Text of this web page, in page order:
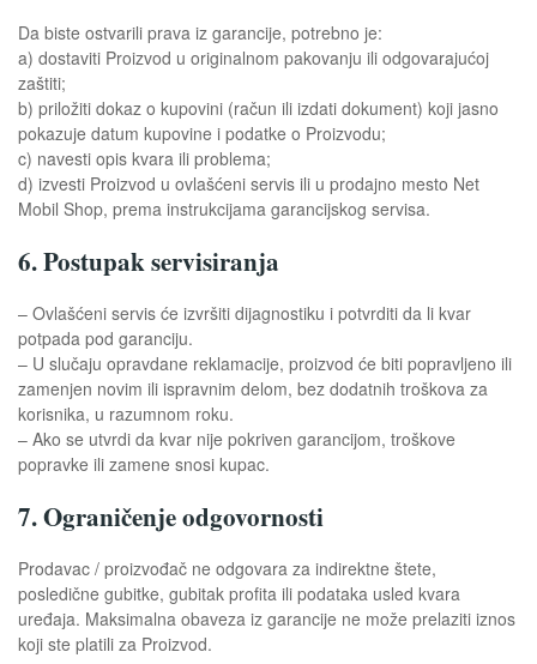
Da biste ostvarili prava iz garancije, potrebno je:
a) dostaviti Proizvod u originalnom pakovanju ili odgovarajućoj
zaštiti;
b) priložiti dokaz o kupovini (račun ili izdati dokument) koji jasno
pokazuje datum kupovine i podatke o Proizvodu;
c) navesti opis kvara ili problema;
d) izvesti Proizvod u ovlašćeni servis ili u prodajno mesto Net
Mobil Shop, prema instrukcijama garancijskog servisa.
6. Postupak servisiranja
– Ovlašćeni servis će izvršiti dijagnostiku i potvrditi da li kvar
potpada pod garanciju.
– U slučaju opravdane reklamacije, proizvod će biti popravljeno ili
zamenjen novim ili ispravnim delom, bez dodatnih troškova za
korisnika, u razumnom roku.
– Ako se utvrdi da kvar nije pokriven garancijom, troškove
popravke ili zamene snosi kupac.
7. Ograničenje odgovornosti
Prodavac / proizvođač ne odgovara za indirektne štete,
posledične gubitke, gubitak profita ili podataka usled kvara
uređaja. Maksimalna obaveza iz garancije ne može prelaziti iznos
koji ste platili za Proizvod.